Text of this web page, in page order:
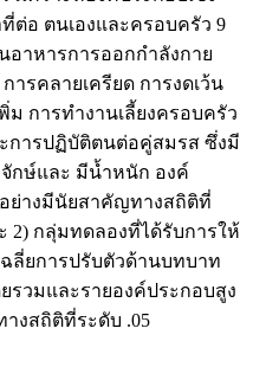
อ ตนเองและครอบครัว 9
อาหารการออกกำลังกาย
ารคลายเครียด การงดเว้น
ม การทำงานเลี้ยงครอบครัว
การปฏิบัติตนต่อคู่สมรส ซึ่งมี
กษ์และ มีน้ำหนัก องค์
ย่างมีนัยสาคัญทางสถิติที่
2) กลุ่มทดลองที่ได้รับการให้
ลี่ยการปรับตัวด้านบทบาท
รวมและรายองค์ประกอบสูง
งสถิติที่ระดับ .05